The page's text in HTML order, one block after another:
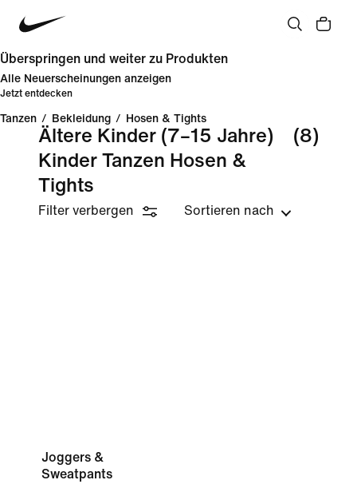
Überspringen und weiter zu Produkten
Alle Neuerscheinungen anzeigen
Jetzt entdecken
Tanzen / Bekleidung / Hosen & Tights
Ältere Kinder (7–15 Jahre)
Kinder Tanzen Hosen &
Tights
(8)
Filter verbergen Sortieren nach
Joggers &
Sweatpants